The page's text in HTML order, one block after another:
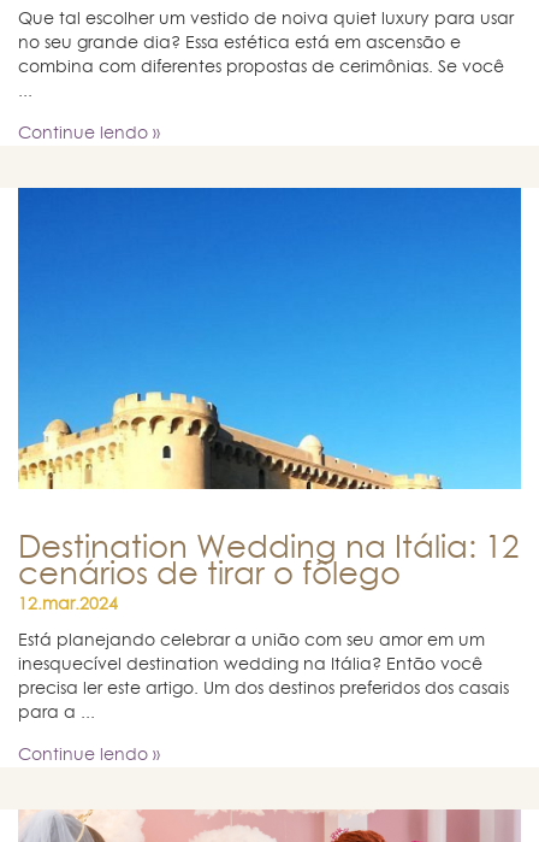
Que tal escolher um vestido de noiva quiet luxury para usar
no seu grande dia? Essa estética está em ascensão e
combina com diferentes propostas de cerimônias. Se você
...
Continue lendo »
Destination Wedding na Itália: 12
cenários de tirar o fôlego
12.mar.2024
Está planejando celebrar a união com seu amor em um
inesquecível destination wedding na Itália? Então você
precisa ler este artigo. Um dos destinos preferidos dos casais
para a ...
Continue lendo »